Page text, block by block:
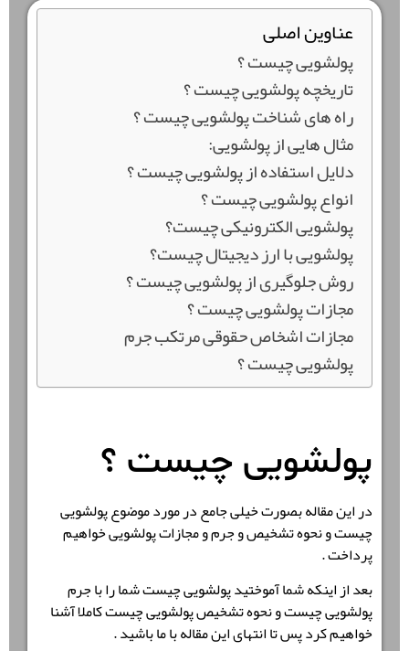
عناوین اصلی
پولشویی چیست ؟
تاریخچه پولشویی چیست ؟
راه های شناخت پولشویی چیست ؟
مثال هایی از پولشویی:
دلایل استفاده از پولشویی چیست ؟
انواع پولشویی چیست ؟
پولشویی الکترونیکی چیست؟
پولشویی با ارز دیجیتال چیست؟
روش جلوگیری از پولشویی چیست ؟
مجازات پولشویی چیست ؟
مجازات اشخاص حقوقی مرتکب جرم
پولشویی چیست ؟
پولشویی چیست ؟
در این مقاله بصورت خیلی جامع در مورد موضوع پولشویی
چیست و نحوه تشخیص و جرم و مجازات پولشویی خواهیم
پرداخت .
بعد از اینکه شما آموختید پولشویی چیست شما را با جرم
پولشویی چیست و نحوه تشخیص پولشویی چیست کاملا آشنا
خواهیم کرد پس تا انتهای این مقاله با ما باشید .